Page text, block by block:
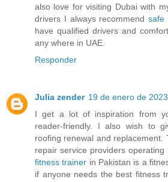
also love for visiting Dubai with
drivers I always recommend safe
have qualified drivers and
any where in UAE.
Responder
Julia zender 19 de enero de
I get a lot of inspiration from
reader-friendly. I also wish to
roofing renewal and
repair service providers
fitness trainer in Pakistan is a
if anyone needs the best fitness